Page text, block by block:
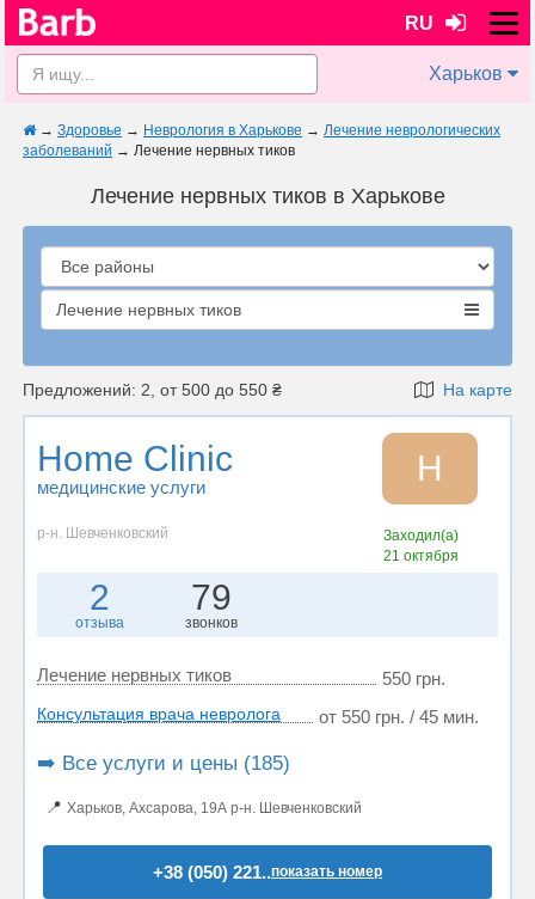
RU
Харьков
→ Здоровье → Неврология в Харькове → Лечение неврологических
заболеваний → Лечение нервных тиков
Лечение нервных тиков в Харькове
Лечение нервных тиков
Предложений: 2, от 500 до 550 ₴ На карте
Home Clinic
медицинские услуги H
р-н. Шевченковский
Заходил(а)
21 октября
2
отзыва
79
звонков
Лечение нервных тиков 550 грн.
Консультация врача невролога от 550 грн. / 45 мин.
➡️ Все услуги и цены (185)
📍 Харьков, Ахсарова, 19А р-н. Шевченковский
+38 (050) 221..показать номер